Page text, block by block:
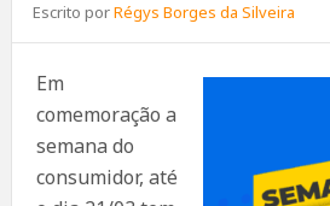
Escrito porRégys Borges da Silveira
Em
comemoração a
semana do
consumidor, até